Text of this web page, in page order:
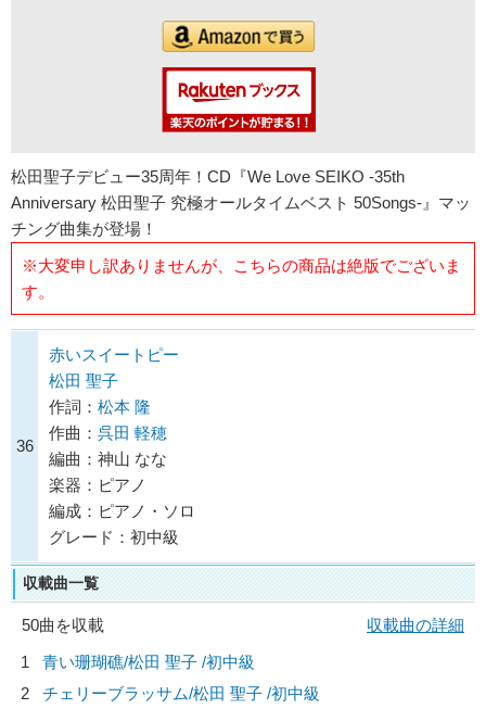
松田聖子デビュー35周年！CD『We Love SEIKO -35th
Anniversary 松田聖子 究極オールタイムベスト 50Songs-』マッ
チング曲集が登場！
※大変申し訳ありませんが、こちらの商品は絶版でございま
す。
36
赤いスイートピー
松田 聖子
作詞： 松本 隆
作曲： 呉田 軽穂
編曲：神山 なな
楽器：ピアノ
編成：ピアノ・ソロ
グレード：初中級
収載曲一覧
50曲を収載
収載曲の詳細
1
青い珊瑚礁/松田 聖子 /初中級
2
チェリーブラッサム/松田 聖子 /初中級